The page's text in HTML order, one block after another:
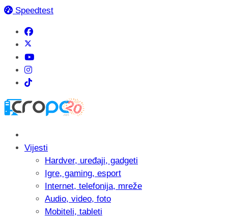
Speedtest
Vijesti
Hardver, uređaji, gadgeti
Igre, gaming, esport
Internet, telefonija, mreže
Audio, video, foto
Mobiteli, tableti